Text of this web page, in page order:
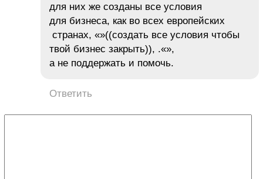
для них же созданы все условия
для бизнеса, как во всех европейских
странах, «»((создать все условия чтобы
твой бизнес закрыть)), .«»,
а не поддержать и помочь.
Ответить